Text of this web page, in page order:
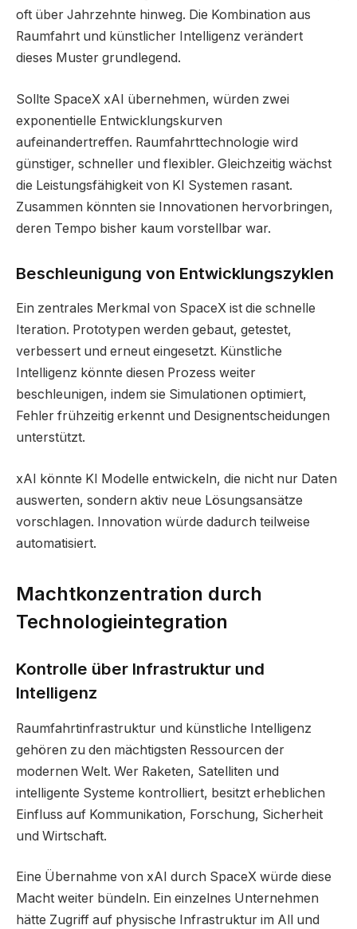
oft über Jahrzehnte hinweg. Die Kombination aus
Raumfahrt und künstlicher Intelligenz verändert
dieses Muster grundlegend.
Sollte SpaceX xAI übernehmen, würden zwei
exponentielle Entwicklungskurven
aufeinandertreffen. Raumfahrttechnologie wird
günstiger, schneller und flexibler. Gleichzeitig wächst
die Leistungsfähigkeit von KI Systemen rasant.
Zusammen könnten sie Innovationen hervorbringen,
deren Tempo bisher kaum vorstellbar war.
Beschleunigung von Entwicklungszyklen
Ein zentrales Merkmal von SpaceX ist die schnelle
Iteration. Prototypen werden gebaut, getestet,
verbessert und erneut eingesetzt. Künstliche
Intelligenz könnte diesen Prozess weiter
beschleunigen, indem sie Simulationen optimiert,
Fehler frühzeitig erkennt und Designentscheidungen
unterstützt.
xAI könnte KI Modelle entwickeln, die nicht nur Daten
auswerten, sondern aktiv neue Lösungsansätze
vorschlagen. Innovation würde dadurch teilweise
automatisiert.
Machtkonzentration durch
Technologieintegration
Kontrolle über Infrastruktur und
Intelligenz
Raumfahrtinfrastruktur und künstliche Intelligenz
gehören zu den mächtigsten Ressourcen der
modernen Welt. Wer Raketen, Satelliten und
intelligente Systeme kontrolliert, besitzt erheblichen
Einfluss auf Kommunikation, Forschung, Sicherheit
und Wirtschaft.
Eine Übernahme von xAI durch SpaceX würde diese
Macht weiter bündeln. Ein einzelnes Unternehmen
hätte Zugriff auf physische Infrastruktur im All und